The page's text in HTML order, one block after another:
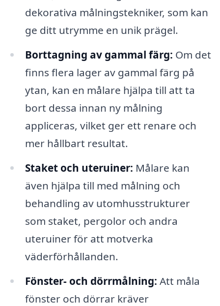
dekorativa målningstekniker, som kan
ge ditt utrymme en unik prägel.
Borttagning av gammal färg: Om det
finns flera lager av gammal färg på
ytan, kan en målare hjälpa till att ta
bort dessa innan ny målning
appliceras, vilket ger ett renare och
mer hållbart resultat.
Staket och uteruiner: Målare kan
även hjälpa till med målning och
behandling av utomhusstrukturer
som staket, pergolor och andra
uteruiner för att motverka
väderförhållanden.
Fönster- och dörrmålning: Att måla
fönster och dörrar kräver